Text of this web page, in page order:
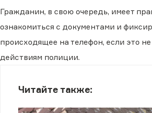
Гражданин, в свою очередь, имеет
ознакомиться с документами и
происходящее на телефон, если это
действиям полиции.
Читайте также: